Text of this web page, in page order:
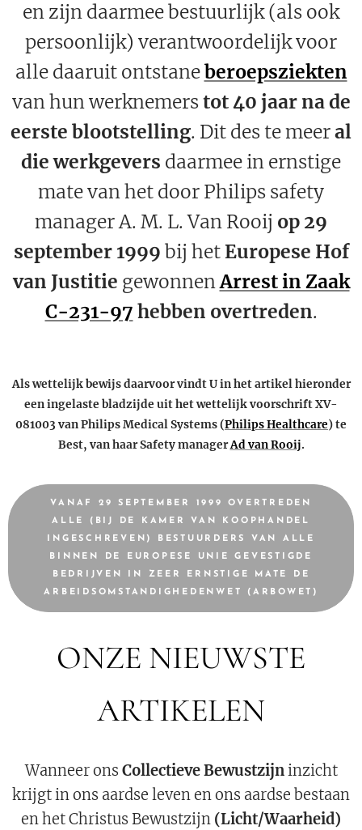
en zijn daarmee bestuurlijk (als ook
persoonlijk) verantwoordelijk voor
alle daaruit ontstaneberoepsziekten
van hun werknemerstot 40 jaar na de
eerste blootstelling. Dit des te meeral
die werkgevers daarmee in ernstige
mate van het door Philips safety
manager A. M. L. Van Rooij op 29
september 1999 bij hetEuropese Hof
van Justitie gewonnenArrest in Zaak
C-231-97 hebben overtreden.
Als wettelijk bewijs daarvoor vindt U in het artikel hieronder
een ingelaste bladzijde uit het wettelijk voorschrift XV-
081003 van Philips Medical Systems (Philips Healthcare) te
Best, van haar Safety managerAd van Rooij.
VANAF 29 SEPTEMBER 1999 OVERTREDEN
ALLE (BIJ DE KAMER VAN KOOPHANDEL
INGESCHREVEN) BESTUURDERS VAN ALLE
BINNEN DE EUROPESE UNIE GEVESTIGDE
BEDRIJVEN IN ZEER ERNSTIGE MATE DE
ARBEIDSOMSTANDIGHEDENWET (ARBOWET)
ONZE NIEUWSTE
ARTIKELEN
Wanneer ons Collectieve Bewustzijninzicht
krijgt in ons aardse leven en ons aardse bestaan
en het Christus Bewustzijn (Licht/Waarheid)